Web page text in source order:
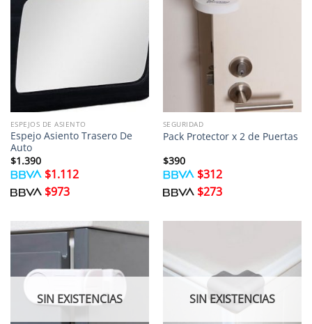
ESPEJOS DE ASIENTO
Espejo Asiento Trasero De
Auto
$1.390
$1.112
$973
SEGURIDAD
Pack Protector x 2 de Puertas
$390
$312
$273
SIN EXISTENCIAS SIN EXISTENCIAS